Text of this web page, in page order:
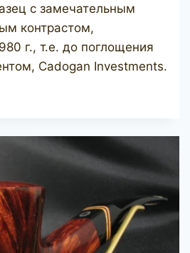
с замечательным
контрастом,
г., т.е. до поглощения
Cadogan Investments.